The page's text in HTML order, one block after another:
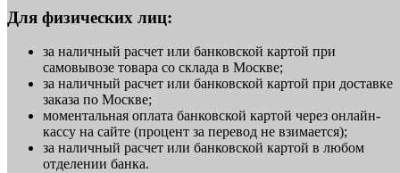
Для физических лиц:
за наличный расчет или банковской картой при
самовывозе товара со склада в Москве;
за наличный расчет или банковской картой при доставке
заказа по Москве;
моментальная оплата банковской картой через онлайн-
кассу на сайте (процент за перевод не взимается);
за наличный расчет или банковской картой в любом
отделении банка.